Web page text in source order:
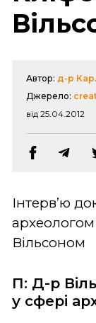
Автор: д-р
Джерело:
від 25.04.2012
Інтерв’ю
Вільсоном
П: Д-р
у сфері